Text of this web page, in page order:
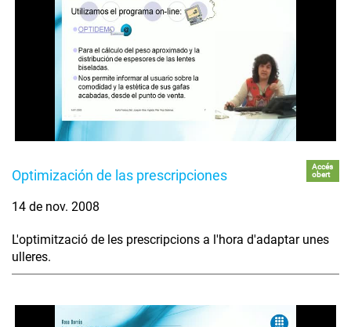
Optimización de las prescripciones
Accés
obert
14 de nov. 2008
L'optimització de les prescripcions a l'hora d'adaptar unes
ulleres.